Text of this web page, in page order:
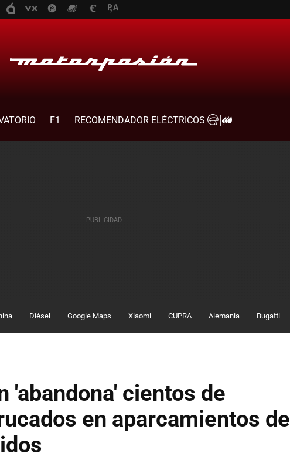
F1
RECOMENDADOR ELÉCTRICOS
Diésel Google Maps Xiaomi CUPRA Alemania Bugatti
'abandona' cientos de
en aparcamientos de